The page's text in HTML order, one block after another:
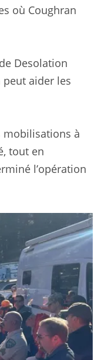
où Coughran
Desolation
aider les
mobilisations à
tout en
l’opération